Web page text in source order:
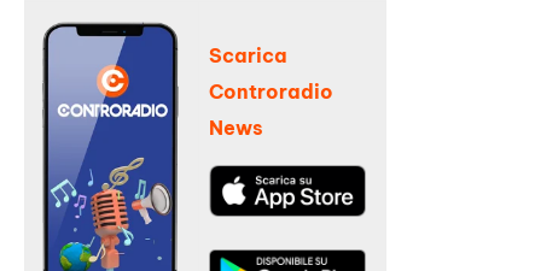
Scarica
Controradio
News